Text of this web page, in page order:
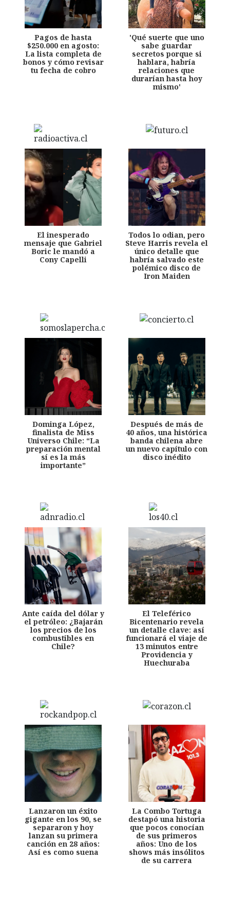
Pagos de hasta
$250.000 en agosto:
La lista completa de
bonos y cómo revisar
tu fecha de cobro
'Qué suerte que uno
sabe guardar
secretos porque si
hablara, habría
relaciones que
durarían hasta hoy
mismo'
El inesperado
mensaje que Gabriel
Boric le mandó a
Cony Capelli
Todos lo odian, pero
Steve Harris revela el
único detalle que
habría salvado este
polémico disco de
Iron Maiden
Dominga López,
finalista de Miss
Universo Chile: “La
preparación mental
sí es la más
importante”
Después de más de
40 años, una histórica
banda chilena abre
un nuevo capítulo con
disco inédito
Ante caída del dólar y
el petróleo: ¿Bajarán
los precios de los
combustibles en
Chile?
El Teleférico
Bicentenario revela
un detalle clave: así
funcionará el viaje de
13 minutos entre
Providencia y
Huechuraba
Lanzaron un éxito
gigante en los 90, se
separaron y hoy
lanzan su primera
canción en 28 años:
Así es como suena
La Combo Tortuga
destapó una historia
que pocos conocían
de sus primeros
años: Uno de los
shows más insólitos
de su carrera